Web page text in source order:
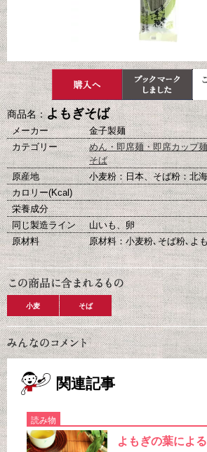
商品名：よもぎそば
メーカー
金子製麺
カテゴリー
めん・即席麺・即席カップ麺
そば
原産地
小麦粉：日本、そば粉：北
カロリー(Kcal)
栄養成分
同じ製造ライン
山いも、卵
原材料
原材料：小麦粉､そば粉､よ
小麦 そば
関連記事
読み物
よもぎの葉によ